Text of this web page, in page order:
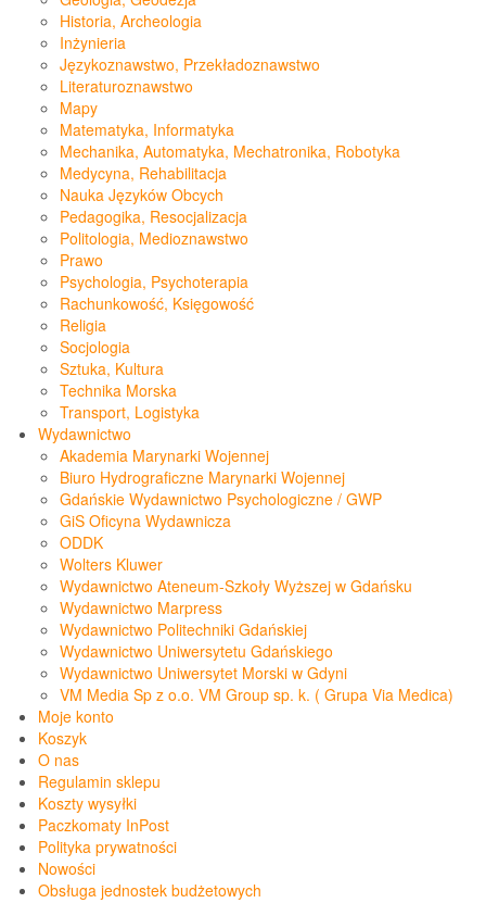
Historia, Archeologia
Inżynieria
Językoznawstwo, Przekładoznawstwo
Literaturoznawstwo
Mapy
Matematyka, Informatyka
Mechanika, Automatyka, Mechatronika, Robotyka
Medycyna, Rehabilitacja
Nauka Języków Obcych
Pedagogika, Resocjalizacja
Politologia, Medioznawstwo
Prawo
Psychologia, Psychoterapia
Rachunkowość, Księgowość
Religia
Socjologia
Sztuka, Kultura
Technika Morska
Transport, Logistyka
Wydawnictwo
Akademia Marynarki Wojennej
Biuro Hydrograficzne Marynarki Wojennej
Gdańskie Wydawnictwo Psychologiczne / GWP
GiS Oficyna Wydawnicza
ODDK
Wolters Kluwer
Wydawnictwo Ateneum-Szkoły Wyższej w Gdańsku
Wydawnictwo Marpress
Wydawnictwo Politechniki Gdańskiej
Wydawnictwo Uniwersytetu Gdańskiego
Wydawnictwo Uniwersytet Morski w Gdyni
VM Media Sp z o.o. VM Group sp. k. ( Grupa Via Medica)
Moje konto
Koszyk
O nas
Regulamin sklepu
Koszty wysyłki
Paczkomaty InPost
Polityka prywatności
Nowości
Obsługa jednostek budżetowych